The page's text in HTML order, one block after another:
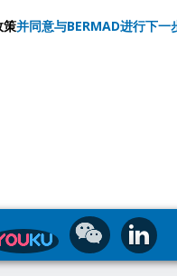
策并同意与BERMAD进行下一